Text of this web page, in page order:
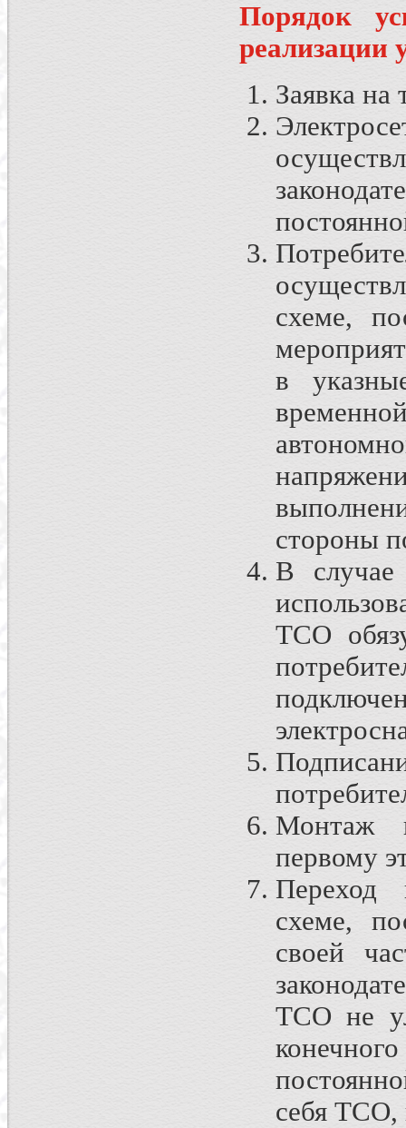
Порядок
реализации
Заявка на
схеме,
в
стороны
В случае
ТСО
Монтаж
первому
Переход
схеме,
своей
ТСО не
себя ТСО,